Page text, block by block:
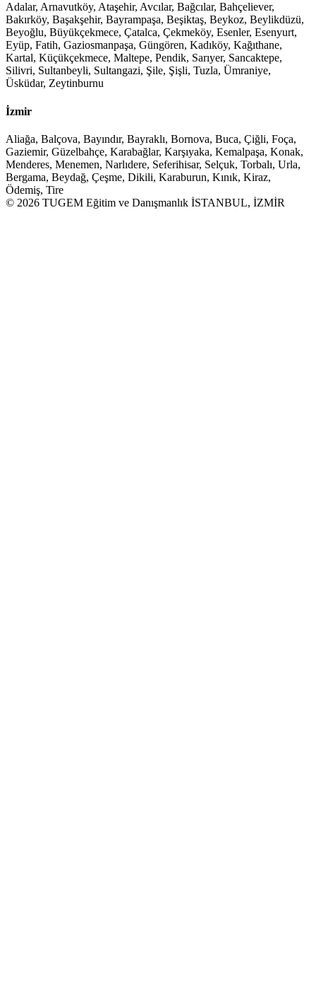
Adalar, Arnavutköy, Ataşehir, Avcılar, Bağcılar, Bahçeliever,
Bakırköy, Başakşehir, Bayrampaşa, Beşiktaş, Beykoz, Beylikdüzü,
Beyoğlu, Büyükçekmece, Çatalca, Çekmeköy, Esenler, Esenyurt,
Eyüp, Fatih, Gaziosmanpaşa, Güngören, Kadıköy, Kağıthane,
Kartal, Küçükçekmece, Maltepe, Pendik, Sarıyer, Sancaktepe,
Silivri, Sultanbeyli, Sultangazi, Şile, Şişli, Tuzla, Ümraniye,
Üsküdar, Zeytinburnu
İzmir
Aliağa, Balçova, Bayındır, Bayraklı, Bornova, Buca, Çiğli, Foça,
Gaziemir, Güzelbahçe, Karabağlar, Karşıyaka, Kemalpaşa, Konak,
Menderes, Menemen, Narlıdere, Seferihisar, Selçuk, Torbalı, Urla,
Bergama, Beydağ, Çeşme, Dikili, Karaburun, Kınık, Kiraz,
Ödemiş, Tire
© 2026 TUGEM Eğitim ve Danışmanlık İSTANBUL, İZMİR